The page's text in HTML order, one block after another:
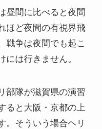
昼間に比べると夜間
ほど夜間の有視界飛
戦争は夜間でも起こ
には行きません。
部隊が滋賀県の演習
ると大阪・京都の上
。そういう場合ヘリ